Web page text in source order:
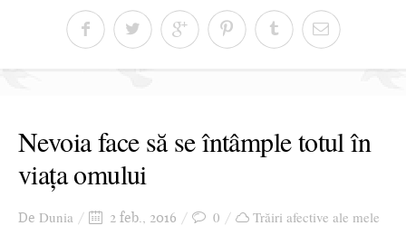
Nevoia face să se întâmple totul în
viața omului
De Dunia 2 feb., 2016 0
Trăiri afective ale mele